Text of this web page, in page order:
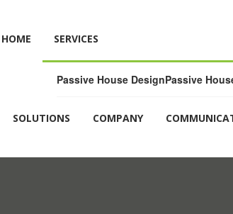
HOME SERVICES
Passive House DesignPassive
SOLUTIONS COMPANY